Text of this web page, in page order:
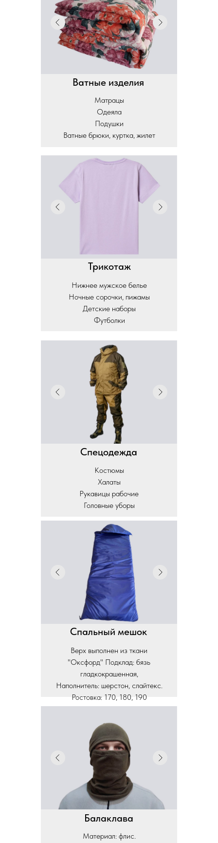
Трикотаж
Нижнее мужское белье
Ночные сорочки, пижамы
Детские наборы
Футболки
Спецодежда
Ватные изделия
Матрацы
Одеяла
Подушки
Ватные брюки, куртка, жилет
Костюмы
Халаты
Рукавицы рабочие
Головные уборы
Спальный мешок
Верх выполнен из ткани
"Оксфорд" Подклад: бязь
гладкокрашенная,
Наполнитель: шерстон, слайтекс.
Ростовка: 170, 180, 190
Балаклава
Материал: флис.